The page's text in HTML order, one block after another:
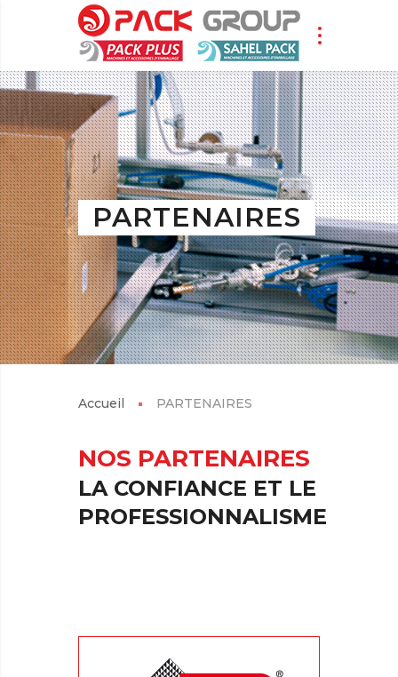
PARTENAIRES
Accueil PARTENAIRES
NOS PARTENAIRES
LA CONFIANCE ET LE
PROFESSIONNALISME